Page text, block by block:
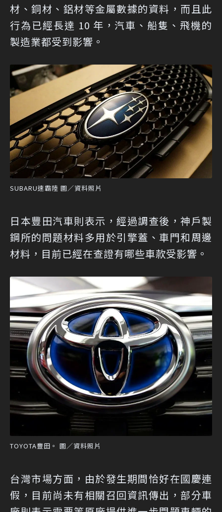
材、銅材、鋁材等金屬數據的資料，而且此
行為已經長達 10 年，汽車、船隻、飛機的
製造業都受到影響。
SUBARU速霸陸 圖／資料照片
日本豐田汽車則表示，經過調查後，神戶製
鋼所的問題材料多用於引擎蓋、車門和周邊
材料，目前已經在查證有哪些車款受影響。
TOYOTA豐田。 圖／資料照片
台灣市場方面，由於發生期間恰好在國慶連
假，目前尚未有相關召回資訊傳出，部分車